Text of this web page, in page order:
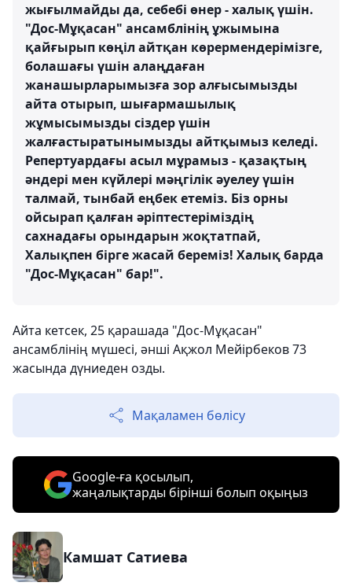
жығылмайды да, себебі өнер - халық үшін.
"Дос-Мұқасан" ансамблінің ұжымына
қайғырып көңіл айтқан көрермендерімізге,
болашағы үшін алаңдаған
жанашырларымызға зор алғысымызды
айта отырып, шығармашылық
жұмысымызды сіздер үшін
жалғастыратынымызды айтқымыз келеді.
Репертуардағы асыл мұрамыз - қазақтың
әндері мен күйлері мәңгілік әуелеу үшін
талмай, тынбай еңбек етеміз. Біз орны
ойсырап қалған әріптестеріміздің
сахнадағы орындарын жоқтатпай,
Халықпен бірге жасай береміз! Халық барда
"Дос-Мұқасан" бар!".
Айта кетсек, 25 қарашада "Дос-Мұқасан"
ансамблінің мүшесі, әнші Ақжол Мейірбеков 73
жасында дүниеден озды.
Мақаламен бөлісу
Google-ға қосылып,
жаңалықтарды бірінші болып оқыңыз
Камшат Сатиева